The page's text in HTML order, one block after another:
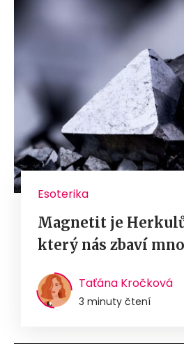
Esoterika
Magnetit je
který nás zbaví
Taťána Kročková
3 minuty čtení